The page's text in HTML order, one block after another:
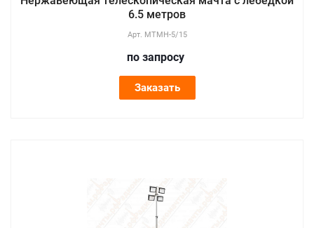
6.5 метров
Арт. МТМН-5/15
по запросу
Заказать